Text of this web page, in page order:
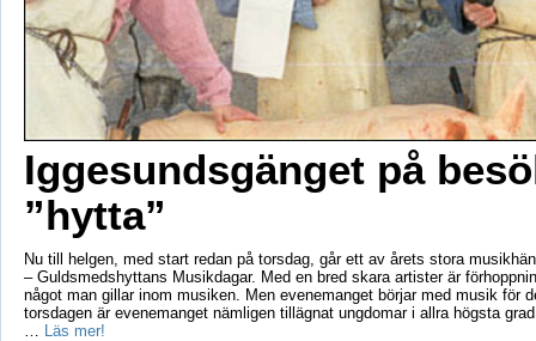
Iggesundsgänget på
”hytta”
Nu till helgen, med start redan på torsdag, går ett av årets stora
– Guldsmedshyttans Musikdagar. Med en bred skara artister är
något man gillar inom musiken. Men evenemanget börjar med musik för
torsdagen är evenemanget nämligen tillägnat ungdomar i allra högsta
Läs mer!